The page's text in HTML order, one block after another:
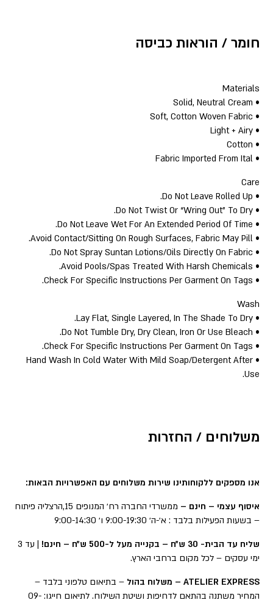
חומר / הוראות כביסה
Materials
• Solid, Neutral Cream
• Soft, Cotton Woven Fabric
• Light + Airy
• Cotton
• Fabric Imported From Ital
Care
• Do Not Leave Rolled Up.
• Do Not Twist Or “Wring Out” To Dry.
• Do Not Leave Wet For An Extended Period Of Time.
• Avoid Contact/Sitting On Rough Surfaces, Fabric May Pill.
• Do Not Spray Suntan Lotions/Oils Directly On Fabric.
• Avoid Pools/Spas Treated With Harsh Chemicals.
• Check For Specific Instructions Per Garment On Tags.
Wash
• Lay Flat, Single Layered, In The Shade To Dry.
• Do Not Tumble Dry, Dry Clean, Iron Or Use Bleach.
• Check For Specific Instructions Per Garment On Tags.
• Hand Wash In Cold Water With Mild Soap/Detergent After
Use.
משלוחים / החזרות
אנו מספקים ללקוחותינו שירות משלוחים עם האפשרויות הבאות:
איסוף עצמי – חינם –
ממשרדי החברה רח׳ המנופים 15,הרצליה פיתוח
– בשעות הפעילות בלבד : א׳-ה׳ 9:00-19:30 ו׳ 9:00-14:30
שליח עד הבית- 30 ש״ח – בקנייה מעל ל-500 ש״ח – חינם!
| עד 3
ימי עסקים – לכל מקום ברחבי הארץ.
ATELIER EXPRESS – משלוח בהול
– בתיאום טלפוני בלבד –
המחיר משתנה בהתאם לדחיפות ושיטת השילוח. לתיאום חייגו: 09-